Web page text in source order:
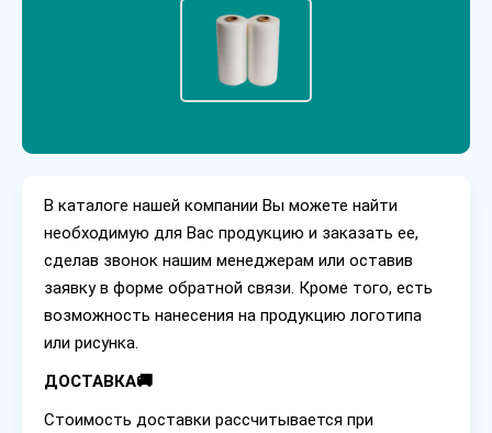
В каталоге нашей компании Вы можете найти
необходимую для Вас продукцию и заказать ее,
сделав звонок нашим менеджерам или оставив
заявку в форме обратной связи. Кроме того, есть
возможность нанесения на продукцию логотипа
или рисунка.
ДОСТАВКА🚚
Стоимость доставки рассчитывается при